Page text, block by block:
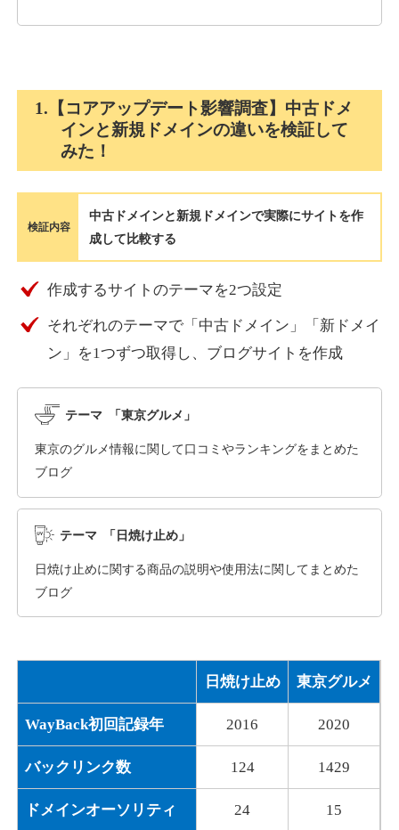
詳細を見る
詳細を見る
holocardstrategy.jp
ジャンル趣味
DA40 外部リンク数
3,300円 入札 3件
詳細を見る
suka-jp.com
ジャンルその他
DA 40 外部リンク数2518 ドメイン年齢1年
10,800円 入札 0件
詳細を見る
dka-hero.com
ジャンル その他
10,800円
詳細を見る
ジャンルその他
40
10,800円 入札 0件
1.【コアアップデート影響調査】中古ドメ
インと新規ドメインの違いを検証して
みた！
検証内容
中古ドメインと新規ドメインで実際にサイトを作
成して比較する
作成するサイトのテーマを2つ設定
それぞれのテーマで「中古ドメイン」「新ドメイ
ン」を1つずつ取得し、ブログサイトを作成
テーマ 「東京グルメ」
東京のグルメ情報に関して口コミやランキングをまとめた
ブログ
テーマ 「日焼け止め」
日焼け止めに関する商品の説明や使用法に関してまとめた
ブログ
日焼け止め 東京グルメ
WayBack初回記録年 2016 2020
バックリンク数 124 1429
ドメインオーソリティ 24 15